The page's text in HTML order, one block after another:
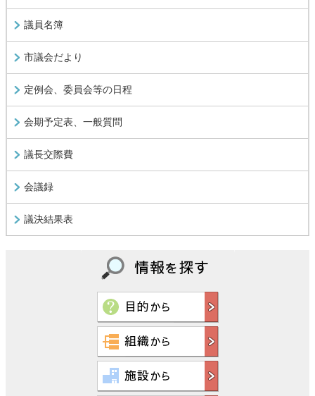
議員名簿
市議会だより
定例会、委員会等の日程
会期予定表、一般質問
議長交際費
会議録
議決結果表